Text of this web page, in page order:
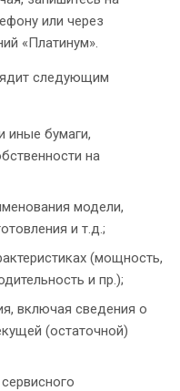
или через
«Платинум».
следующим
иные бумаги,
на
модели,
и т.д.;
(мощность,
и пр.);
включая сведения о
(остаточной)